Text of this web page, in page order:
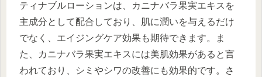
ティナブルローションは、カニナバラ果実エキスを
主成分として配合しており、肌に潤いを与えるだけ
でなく、エイジングケア効果も期待できます。ま
た、カニナバラ果実エキスには美肌効果があると言
われており、シミやシワの改善にも効果的です。さ